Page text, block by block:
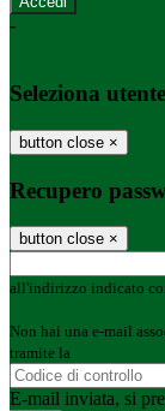
-
Seleziona utente
button close ×
Recupero
button close ×
all'indirizzo indicato
Non hai una e-mail
tramite la
E-mail inviata, si